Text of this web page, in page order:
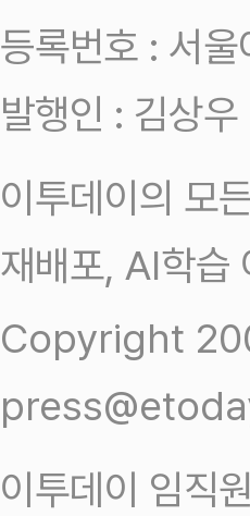
등록번호 : 서
발행인 : 김상
이투데이의 모
재배포, AI학습
Copyright
이투데이 임직